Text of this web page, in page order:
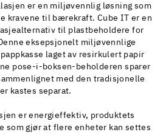
er en miljøvennlig løsning som
kravene til bærekraft. Cube IT er en
til plastbeholdere for
eksepsjonelt miljøvennlige
laget av resirkulert papir
pose-i-boksen-beholderen sparer
med den tradisjonelle
kastes separat.
er energieffektiv, produktets
som gjør at flere enheter kan settes